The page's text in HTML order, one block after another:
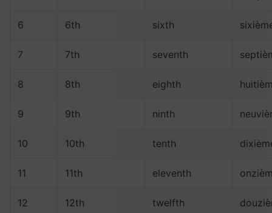
6 6th sixth
7 7th seventh
8 8th eighth
9 9th ninth
10 10th tenth
11 11th eleventh
12 12th twelfth